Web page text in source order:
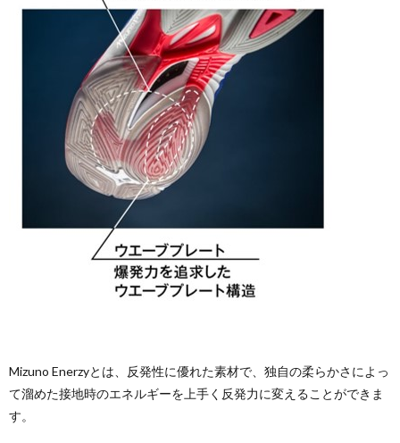
Mizuno Enerzyとは、反発性に優れた素材で、独自の柔らかさによっ
て溜めた接地時のエネルギーを上手く反発力に変えることができま
す。